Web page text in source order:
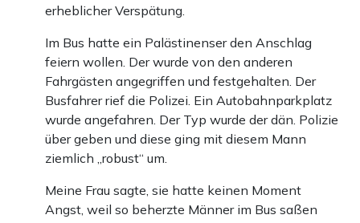
erheblicher Verspätung.
Im Bus hatte ein Palästinenser den Anschlag
feiern wollen. Der wurde von den anderen
Fahrgästen angegriffen und festgehalten. Der
Busfahrer rief die Polizei. Ein Autobahnparkplatz
wurde angefahren. Der Typ wurde der dän. Polizie
über geben und diese ging mit diesem Mann
ziemlich „robust“ um.
Meine Frau sagte, sie hatte keinen Moment
Angst, weil so beherzte Männer im Bus saßen